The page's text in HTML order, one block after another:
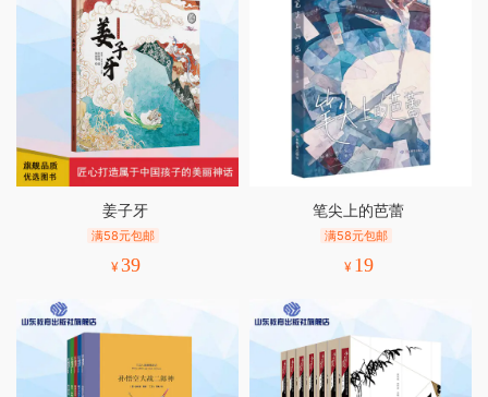
姜子牙
满58元包邮
¥39
笔尖上的芭蕾
满58元包邮
¥ 19